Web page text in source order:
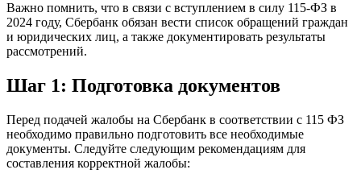
Важно помнить, что в связи с вступлением в силу 115-ФЗ в
2024 году, Сбербанк обязан вести список обращений граждан
и юридических лиц, а также документировать результаты
рассмотрений.
Шаг 1: Подготовка документов
Перед подачей жалобы на Сбербанк в соответствии с 115 ФЗ
необходимо правильно подготовить все необходимые
документы. Следуйте следующим рекомендациям для
составления корректной жалобы: